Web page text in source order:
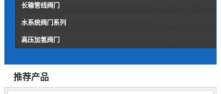
长输管线阀门
水系统阀门系列
高压加氢阀门
推荐产品